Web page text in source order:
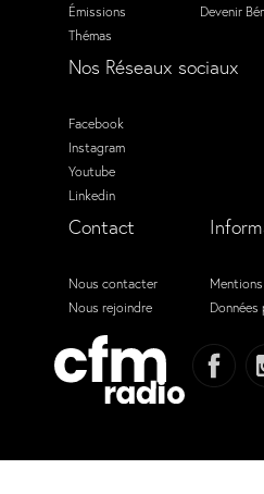
Émissions
Thémas
Devenir
Nos Réseaux sociaux
Facebook
Instagram
Youtube
Linkedin
Contact
Nous contacter
Nous rejoindre
Données